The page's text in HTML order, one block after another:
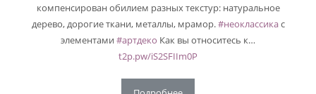
компенсирован обилием разных текстур: натуральное
дерево, дорогие ткани, металлы, мрамор.#неоклассикас
элементами #артдеко Как вы относитесь к…
t2p.pw/iS2SFIIm0P